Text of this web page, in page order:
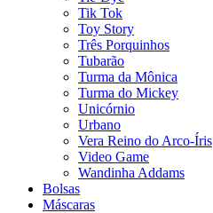
Tik Tok
Toy Story
Três Porquinhos
Tubarão
Turma da Mônica
Turma do Mickey
Unicórnio
Urbano
Vera Reino do Arco-Íris
Video Game
Wandinha Addams
Bolsas
Máscaras